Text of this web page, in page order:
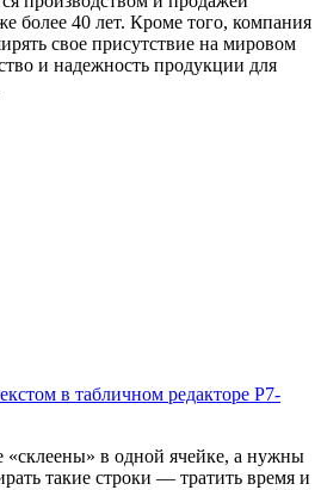
более 40 лет. Кроме того, компания
свое присутствие на мировом
и надежность продукции для
в табличном редакторе Р7-
«склеены» в одной ячейке, а нужны
такие строки — тратить время и